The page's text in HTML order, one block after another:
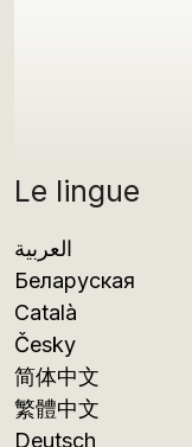
Le lingue
العربية
Беларуская
Català
Česky
简体中文
繁體中文
Deutsch